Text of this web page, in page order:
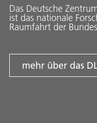
Das Deutsche
ist das nationale
Raumfahrt der
mehr über das